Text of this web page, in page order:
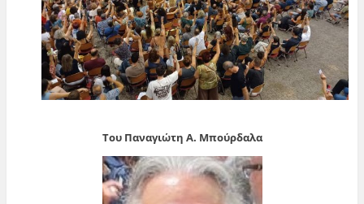
Του Παναγιώτη Α. Μπούρδαλα